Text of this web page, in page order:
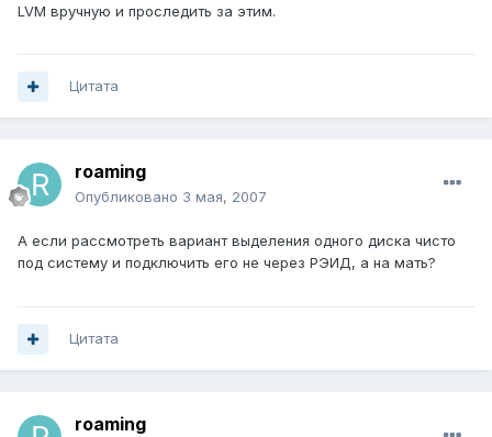
LVM вручную и проследить за этим.
Цитата
roaming
Опубликовано 3 мая, 2007
А если рассмотреть вариант выделения одного диска чисто
под систему и подключить его не через РЭИД, а на мать?
Цитата
roaming